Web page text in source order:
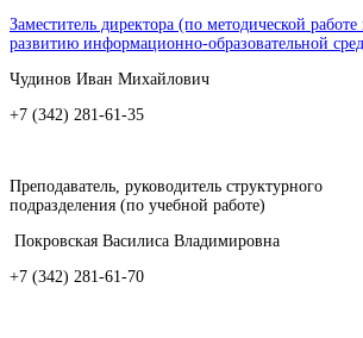
Заместитель директора (по методической работе
развитию информационно-образовательной
Чудинов Иван Михайлович
+7 (342) 281-61-35
Преподаватель, руководитель структурного
подразделения (по учебной работе)
Покровская Василиса Владимировна
+7 (342) 281-61-70